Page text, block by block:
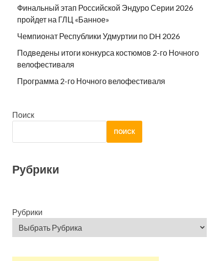
Финальный этап Российской Эндуро Серии 2026
пройдет на ГЛЦ «Банное»
Чемпионат Республики Удмуртии по DH 2026
Подведены итоги конкурса костюмов 2-го Ночного
велофестиваля
Программа 2-го Ночного велофестиваля
Поиск
ПОИСК
Рубрики
Рубрики